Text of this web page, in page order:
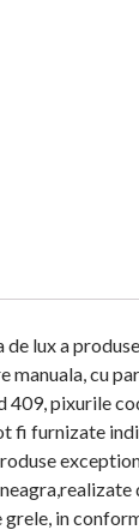
lux a
cu
pixurile
fi furnizate
grele, in